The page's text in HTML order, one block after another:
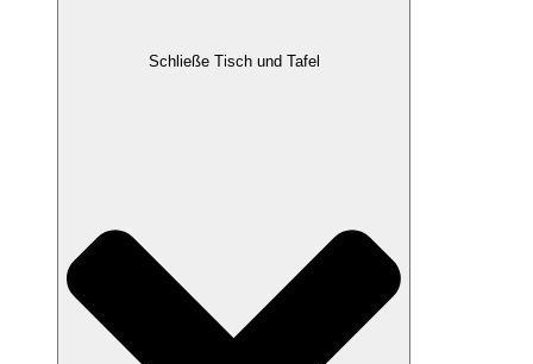
Schließe Tisch und Tafel